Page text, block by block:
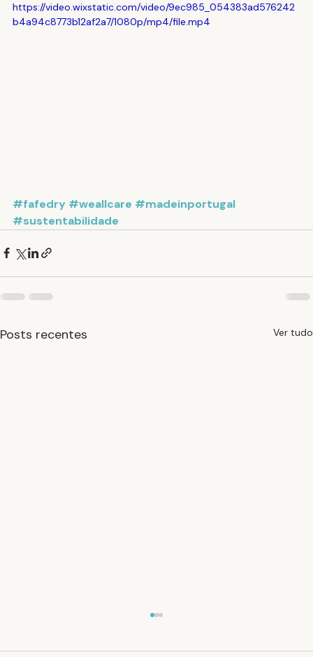
https://video.wixstatic.com/video/9ec985_054383ad576242
b4a94c8773b12af2a7/1080p/mp4/file.mp4
#fafedry #weallcare #madeinportugal
#sustentabilidade
Posts recentes Ver tudo